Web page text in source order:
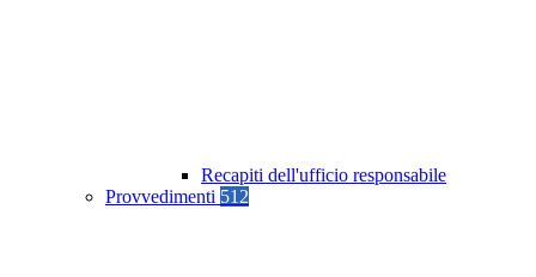
Recapiti dell'ufficio responsabile
Provvedimenti 512